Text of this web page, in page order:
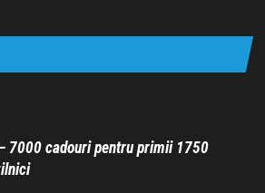
7000 cadouri pentru primii 1750